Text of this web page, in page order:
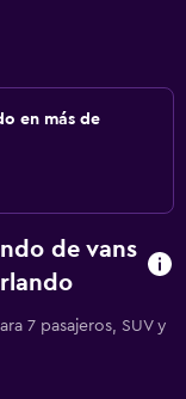
en más de
de vans
7 pasajeros, SUV y